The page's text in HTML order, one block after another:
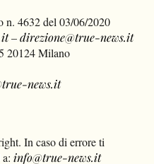
n. 4632 del 03/06/2020
–direzione@true-news.it
20124 Milano
news.it
In caso di errore ti
info@true-news.it